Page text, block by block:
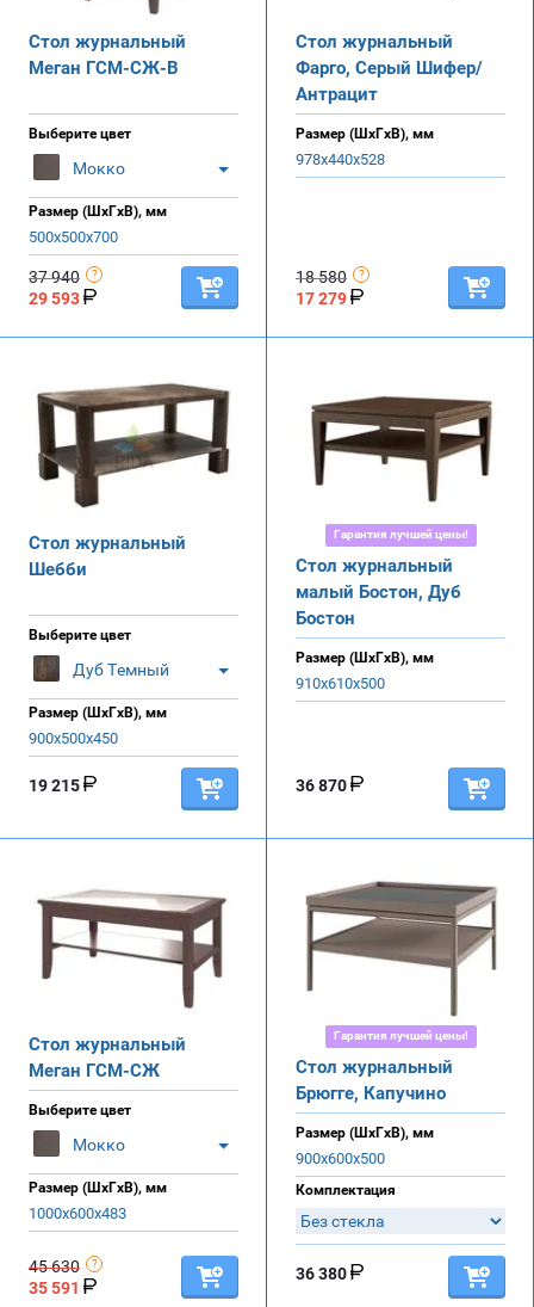
Стол журнальный
Меган ГСМ-СЖ-В
Выберите цвет
Мокко
Размер (ШхГхВ), мм
500х500х700
37 940
29 593
Стол журнальный
Фарго, Серый Шифер/
Антрацит
Размер (ШхГхВ), мм
978х440х528
18 580
17 279
Стол журнальный
Шебби
Выберите цвет
Дуб Темный
Размер (ШхГхВ), мм
900х500х450
19 215
Гарантия лучшей цены!
Стол журнальный
малый Бостон, Дуб
Бостон
Размер (ШхГхВ), мм
910х610х500
36 870
Стол журнальный
Меган ГСМ-СЖ
Выберите цвет
Мокко
Размер (ШхГхВ), мм
1000х600х483
45 630
35 591
Гарантия лучшей цены!
Стол журнальный
Брюгге, Капучино
Размер (ШхГхВ), мм
900х600х500
Комплектация
36 380